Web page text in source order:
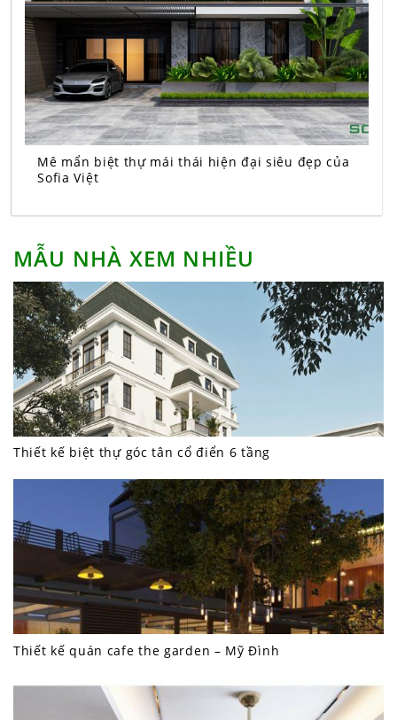
Mê mẩn biệt thự mái thái hiện đại siêu đẹp của
Sofia Việt
MẪU NHÀ XEM NHIỀU
Thiết kế biệt thự góc tân cổ điển 6 tầng
Thiết kế quán cafe the garden – Mỹ Đình